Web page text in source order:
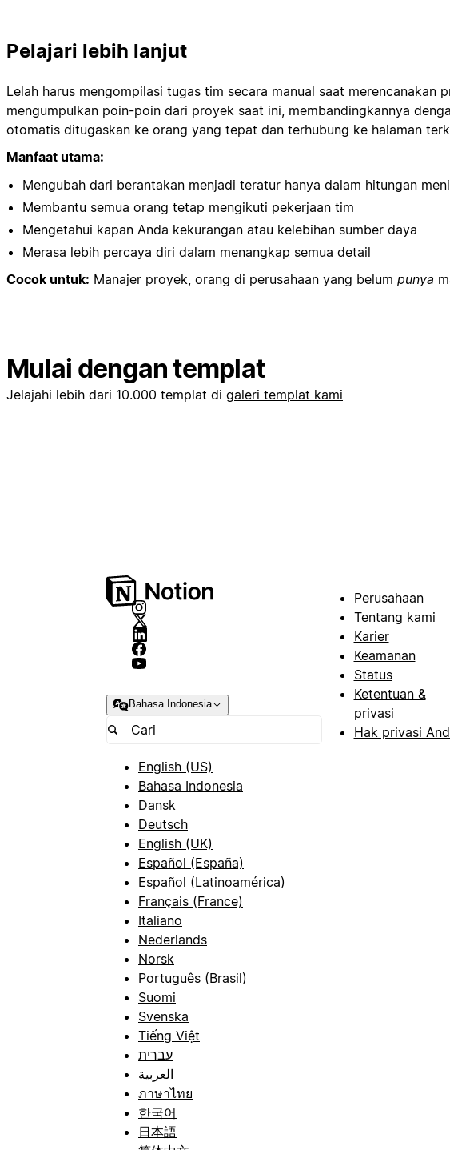
Pelajari lebih lanjut
Lelah harus mengompilasi tugas tim secara manual saat
mengumpulkan poin-poin dari proyek saat ini, membandingkannya
otomatis ditugaskan ke orang yang tepat dan terhubung ke halaman
Manfaat utama:
Mengubah dari berantakan menjadi teratur hanya dalam hitungan
Membantu semua orang tetap mengikuti pekerjaan tim
Mengetahui kapan Anda kekurangan atau kelebihan sumber daya
Merasa lebih percaya diri dalam menangkap semua detail
Cocok untuk: Manajer proyek, orang di perusahaan yang belum punya
Mulai dengan templat
Jelajahi lebih dari 10.000 templat di galeri templat kami
Bahasa Indonesia
English (US)
Bahasa Indonesia
Dansk
Deutsch
English (UK)
Español (España)
Español (Latinoamérica)
Français (France)
Italiano
Nederlands
Norsk
Português (Brasil)
Suomi
Svenska
Tiếng Việt
עברית
العربية
ภาษาไทย
한국어
日本語
Perusahaan
Tentang kami
Karier
Keamanan
Status
Ketentuan &
privasi
Hak privasi